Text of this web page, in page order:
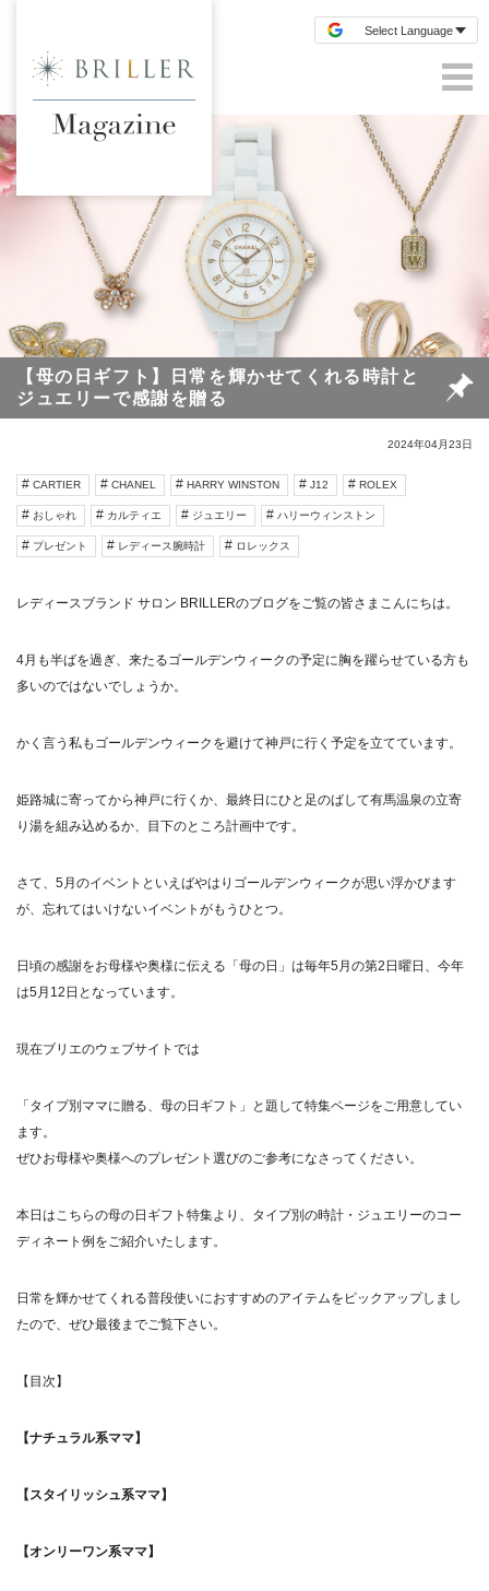
【母の日ギフト】日常を輝かせてくれる時計と
ジュエリーで感謝を贈る
2024年04月23日
CARTIER CHANEL HARRY WINSTON J12 ROLEX
おしゃれ カルティエ ジュエリー ハリーウィンストン
プレゼント レディース腕時計 ロレックス
レディースブランド サロン BRILLERのブログをご覧の皆さまこんにちは。
4月も半ばを過ぎ、来たるゴールデンウィークの予定に胸を躍らせている方も
多いのではないでしょうか。
かく言う私もゴールデンウィークを避けて神戸に行く予定を立てています。
姫路城に寄ってから神戸に行くか、最終日にひと足のばして有馬温泉の立寄
り湯を組み込めるか、目下のところ計画中です。
さて、5月のイベントといえばやはりゴールデンウィークが思い浮かびます
が、忘れてはいけないイベントがもうひとつ。
日頃の感謝をお母様や奥様に伝える「母の日」は毎年5月の第2 日曜日、今年
は5月 12 日となっています。
現在ブリエのウェブサイトでは
「 タイプ別ママに贈る、母の日ギフト 」と題して特集ページをご用意してい
ます。
ぜひお母様や奥様へのプレゼント選びのご参考になさってください。
本日はこちらの母の日ギフト特集より、タイプ別の時計・ジュエリーのコー
ディネート例をご紹介いたします。
日常を輝かせてくれる普段使いにおすすめのアイテムをピックアップしまし
たので、ぜひ最後までご覧下さい。
【目次】
【ナチュラル系ママ】
【スタイリッシュ系ママ】
【オンリーワン系ママ】